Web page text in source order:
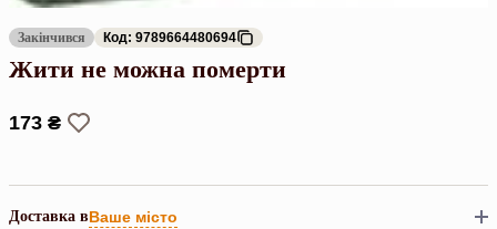
Закінчився Код: 9789664480694
Жити не можна померти
173 ₴
Доставка вВаше місто